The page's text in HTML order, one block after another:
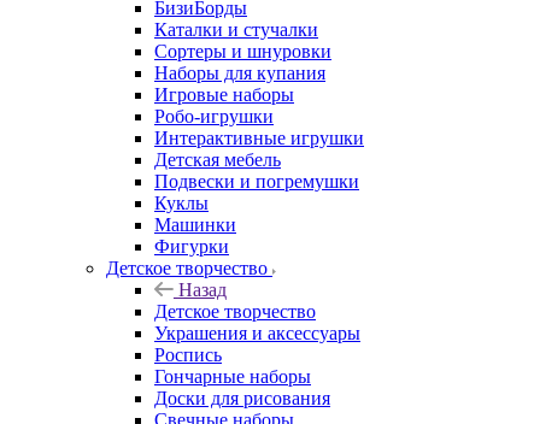
БизиБорды
Каталки и стучалки
Сортеры и шнуровки
Наборы для купания
Игровые наборы
Робо-игрушки
Интерактивные игрушки
Детская мебель
Подвески и погремушки
Куклы
Машинки
Фигурки
Детское творчество
Назад
Детское творчество
Украшения и аксессуары
Роспись
Гончарные наборы
Доски для рисования
Свечные наборы